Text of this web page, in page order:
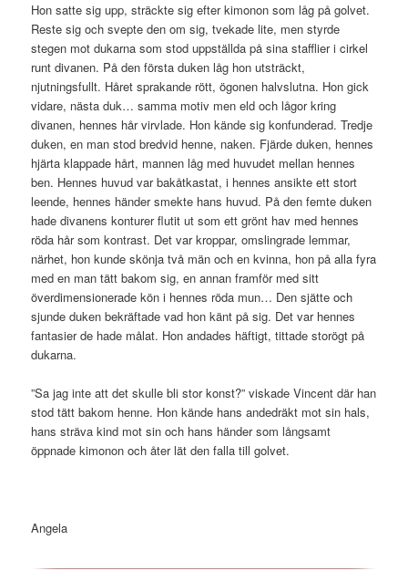
Hon satte sig upp, sträckte sig efter kimonon som låg på golvet.
Reste sig och svepte den om sig, tvekade lite, men styrde
stegen mot dukarna som stod uppställda på sina stafflier i cirkel
runt divanen. På den första duken låg hon utsträckt,
njutningsfullt. Håret sprakande rött, ögonen halvslutna. Hon gick
vidare, nästa duk… samma motiv men eld och lågor kring
divanen, hennes hår virvlade. Hon kände sig konfunderad. Tredje
duken, en man stod bredvid henne, naken. Fjärde duken, hennes
hjärta klappade hårt, mannen låg med huvudet mellan hennes
ben. Hennes huvud var bakåtkastat, i hennes ansikte ett stort
leende, hennes händer smekte hans huvud. På den femte duken
hade divanens konturer flutit ut som ett grönt hav med hennes
röda hår som kontrast. Det var kroppar, omslingrade lemmar,
närhet, hon kunde skönja två män och en kvinna, hon på alla fyra
med en man tätt bakom sig, en annan framför med sitt
överdimensionerade kön i hennes röda mun… Den sjätte och
sjunde duken bekräftade vad hon känt på sig. Det var hennes
fantasier de hade målat. Hon andades häftigt, tittade storögt på
dukarna.
”Sa jag inte att det skulle bli stor konst?” viskade Vincent där han
stod tätt bakom henne. Hon kände hans andedräkt mot sin hals,
hans sträva kind mot sin och hans händer som långsamt
öppnade kimonon och åter lät den falla till golvet.
Angela